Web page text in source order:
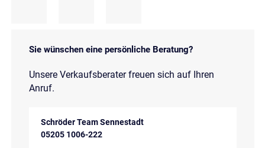
Sie wünschen eine persönliche Beratung?
Unsere Verkaufsberater freuen sich auf Ihren
Anruf.
Schröder Team Sennestadt
05205 1006-222